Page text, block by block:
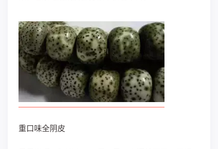
重口味全阴皮